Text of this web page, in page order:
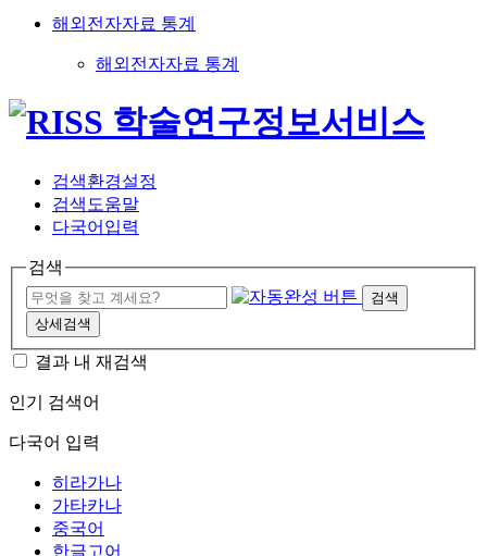
해외전자자료 통계
해외전자자료 통계
검색환경설정
검색도움말
다국어입력
검색
검색
상세검색
결과 내 재검색
인기 검색어
다국어 입력
히라가나
가타카나
중국어
한글고어